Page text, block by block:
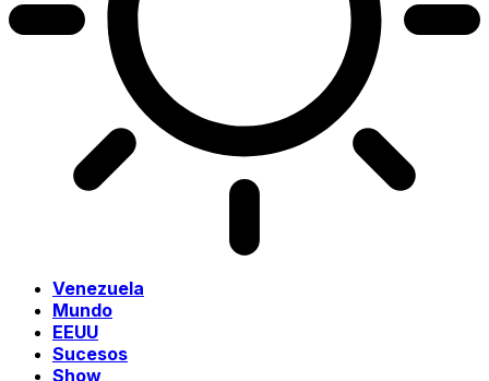
Venezuela
Mundo
EEUU
Sucesos
Show